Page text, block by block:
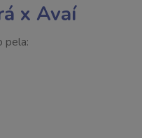
x Avaí
pela: